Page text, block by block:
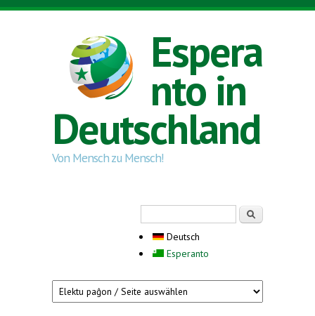
Direkt zum Inhalt
Espera
nto in
Deutschland
Von Mensch zu Mensch!
Deutsch
Esperanto